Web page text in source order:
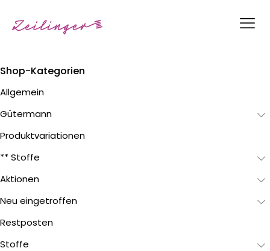
Shop-Kategorien
Allgemein
Gütermann
Produktvariationen
** Stoffe
Aktionen
Neu eingetroffen
Restposten
Stoffe